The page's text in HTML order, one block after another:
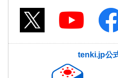
tenki.jp公